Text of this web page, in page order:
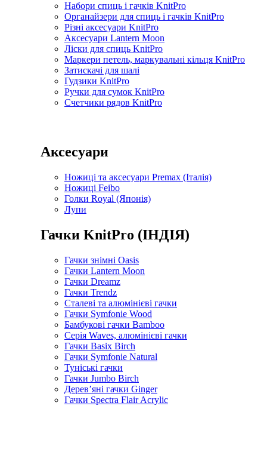
Набори спиць і гачків KnitPro
Органайзери для спиць і гачків KnitPro
Різні аксесуари KnitPro
Аксесуари Lantern Moon
Ліски для спиць KnitPro
Маркери петель, маркувальні кільця KnitPro
Затискачі для шалі
Гудзики KnitPro
Ручки для сумок KnitPro
Счетчики рядов KnitPro
Аксесуари
Ножиці та аксесуари Premax (Італія)
Ножиці Feibo
Голки Royal (Японія)
Лупи
Гачки KnitPro (ІНДІЯ)
Гачки знімні Oasis
Гачки Lantern Moon
Гачки Dreamz
Гачки Trendz
Сталеві та алюмінієві гачки
Гачки Symfonie Wood
Бамбукові гачки Bamboo
Серія Waves, алюмінієві гачки
Гачки Basix Birch
Гачки Symfonie Natural
Туніські гачки
Гачки Jumbo Birch
Дерев’яні гачки Ginger
Гачки Spectra Flair Acrylic